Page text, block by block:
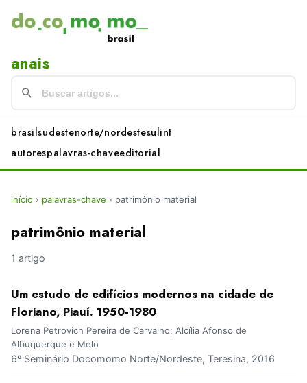
anais
brasilsudestenorte/nordestesulint
autorespalavras-chaveeditorial
início › palavras-chave › patrimônio material
patrimônio material
1 artigo
Um estudo de edifícios modernos na cidade de
Floriano, Piauí. 1950-1980
Lorena Petrovich Pereira de Carvalho; Alcília Afonso de
Albuquerque e Melo
6º Seminário Docomomo Norte/Nordeste, Teresina, 2016